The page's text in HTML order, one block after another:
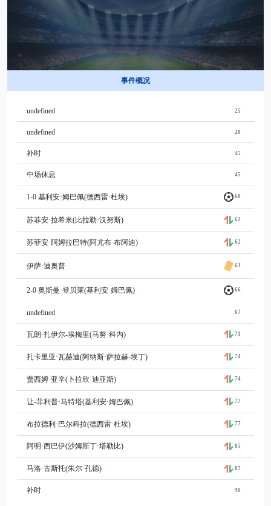
事件概况
undefined 25
undefined 28
补时 45
中场休息 45
1-0 基利安·姆巴佩(德西雷·杜埃) 60
苏菲安·拉希米(比拉勒·汉努斯) 62
苏菲安·阿姆拉巴特(阿尤布·布阿迪) 62
伊萨·迪奥普 63
2-0 奥斯曼·登贝莱(基利安·姆巴佩) 66
undefined 67
瓦朗·扎伊尔-埃梅里(马努·科内) 71
扎卡里亚·瓦赫迪(阿纳斯·萨拉赫-埃丁) 74
贾西姆·亚辛(卜拉欣·迪亚斯) 74
让-菲利普·马特塔(基利安·姆巴佩) 77
布拉德利·巴尔科拉(德西雷·杜埃) 77
阿明·西巴伊(沙姆斯丁·塔勒比) 85
马洛·古斯托(朱尔·孔德) 87
补时 90